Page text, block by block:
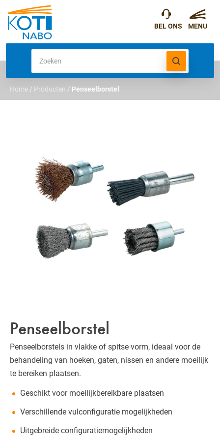
Home / Producten / Penseelborstel
Penseelborstel
Penseelborstels in vlakke of spitse vorm, ideaal voor de
behandeling van hoeken, gaten, nissen en andere moeilijk
te bereiken plaatsen.
Geschikt voor moeilijkbereikbare plaatsen
Verschillende vulconfiguratie mogelijkheden
Uitgebreide configuratiemogelijkheden